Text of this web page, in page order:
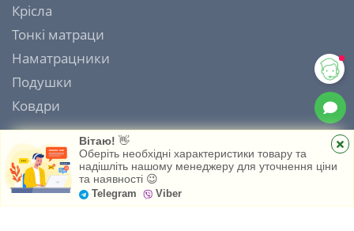
Головна
Вітаю! 👋
Оберіть необхідні характеристики товару та
надішліть нашому менеджеру для уточнення ціни
та наявності 😉
Telegram Viber
Крісла
Тонкі матраци
Наматрацники
Подушки
Ковдри
ІНТЕРНЕТ МАГАЗИН МАТРАЦІВ MATRAS HOUSE 2006 - 2026